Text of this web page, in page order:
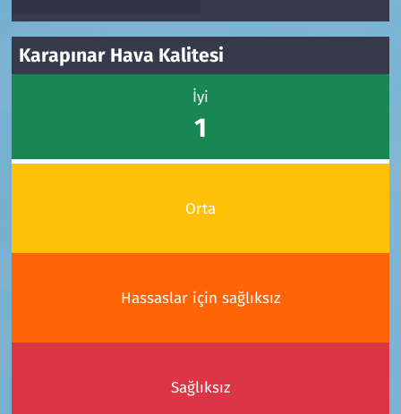
Karapınar Hava Kalitesi
İyi
1
Orta
Hassaslar için sağlıksız
Sağlıksız